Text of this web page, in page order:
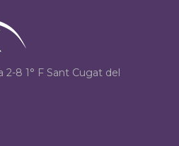
2-8 1° F Sant Cugat del